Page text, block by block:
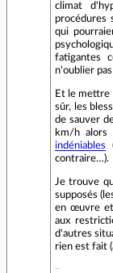
climat
procédures
qui
fatigantes
n'oublier
Et le mettre
sûr, les
de sauver
km/h
indéniables
contraire…).
Je trouve
supposés
en œuvre et
aux
d'autres
rien est fait